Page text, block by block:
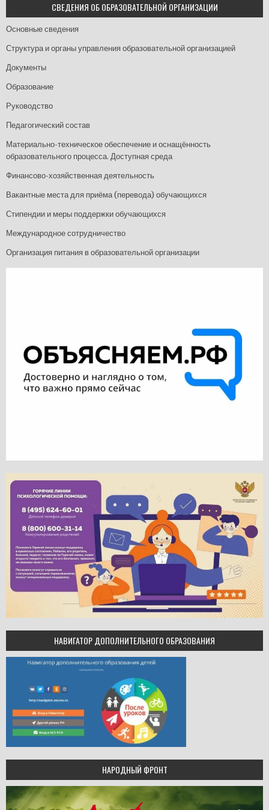
СВЕДЕНИЯ ОБ ОБРАЗОВАТЕЛЬНОЙ ОРГАНИЗАЦИИ
Основные сведения
Структура и органы управления образовательной организацией
Документы
Образование
Руководство
Педагогический состав
Материально-техническое обеспечение и оснащённость
образовательного процесса. Доступная среда
Финансово-хозяйственная деятельность
Вакантные места для приёма (перевода) обучающихся
Стипендии и меры поддержки обучающихся
Международное сотрудничество
Организация питания в образовательной организации
НАВИГАТОР ДОПОЛНИТЕЛЬНОГО ОБРАЗОВАНИЯ
НАРОДНЫЙ ФРОНТ